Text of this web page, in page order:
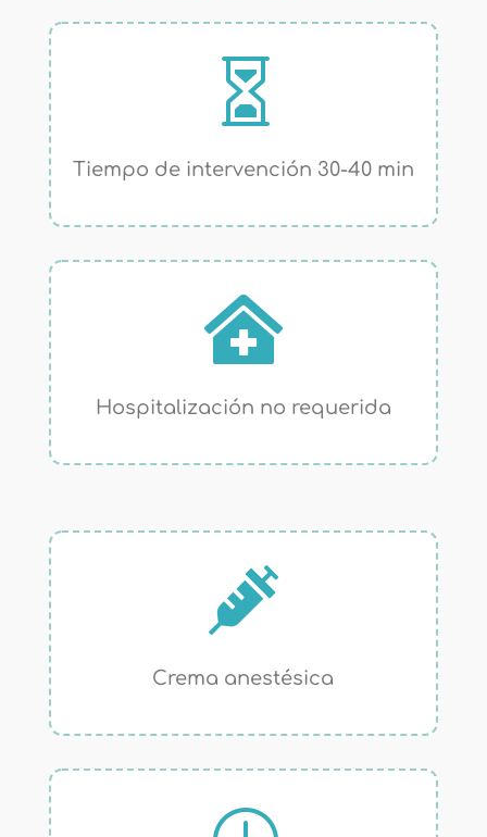

Tiempo de intervención 30-40 min

Hospitalización no requerida

Crema anestésica